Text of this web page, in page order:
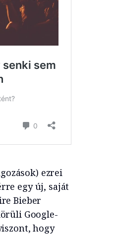
ezrei
egy új, saját
Bieber
Google-
hogy